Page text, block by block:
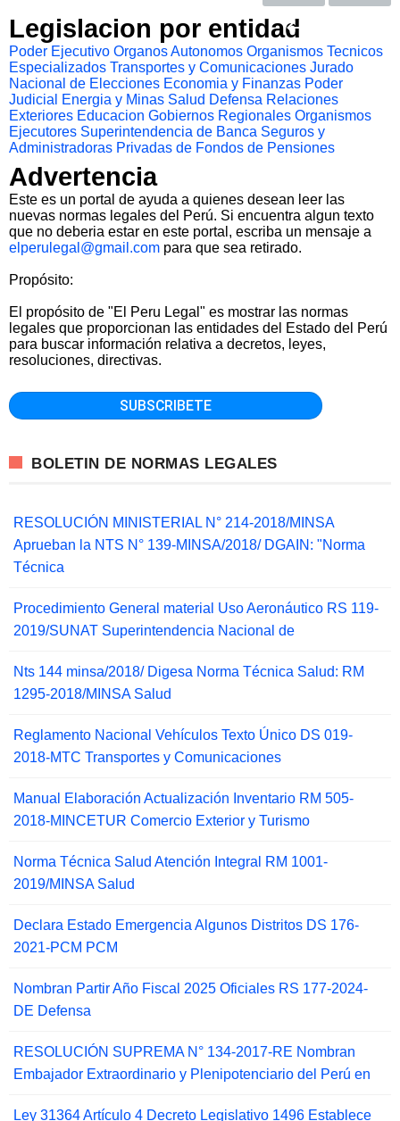
Legislacion por entidad
Poder Ejecutivo Organos Autonomos Organismos Tecnicos
Especializados Transportes y Comunicaciones Jurado
Nacional de Elecciones Economia y Finanzas Poder
Judicial
Energia y Minas Salud Defensa Relaciones
Exteriores Educacion Gobiernos Regionales Organismos
Ejecutores Superintendencia de Banca Seguros y
Administradoras Privadas de Fondos de Pensiones
Advertencia
Este es un portal de ayuda a quienes desean leer las
nuevas normas legales del Perú. Si encuentra algun texto
que no deberia estar en este portal, escriba un mensaje a
elperulegal@gmail.com para que sea retirado.
Propósito:
El propósito de "El Peru Legal" es mostrar las normas
legales que proporcionan las entidades del Estado del Perú
para buscar información relativa a decretos, leyes,
resoluciones, directivas.
BOLETIN DE NORMAS LEGALES
RESOLUCIÓN MINISTERIAL N° 214-2018/MINSA
Aprueban la NTS N° 139-MINSA/2018/ DGAIN: "Norma
Técnica
Procedimiento General material Uso Aeronáutico RS 119-
2019/SUNAT Superintendencia Nacional de
Nts 144 minsa/2018/ Digesa Norma Técnica Salud: RM
1295-2018/MINSA Salud
Reglamento Nacional Vehículos Texto Único DS 019-
2018-MTC Transportes y Comunicaciones
Manual Elaboración Actualización Inventario RM 505-
2018-MINCETUR Comercio Exterior y Turismo
Norma Técnica Salud Atención Integral RM 1001-
2019/MINSA Salud
Declara Estado Emergencia Algunos Distritos DS 176-
2021-PCM PCM
Nombran Partir Año Fiscal 2025 Oficiales RS 177-2024-
DE Defensa
RESOLUCIÓN SUPREMA N° 134-2017-RE Nombran
Embajador Extraordinario y Plenipotenciario del Perú en
Ley 31364 Artículo 4 Decreto Legislativo 1496 Establece